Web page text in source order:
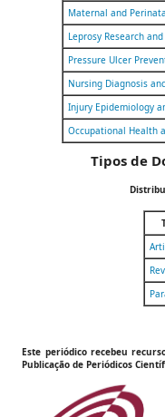
Maternal and
Leprosy Research
Pressure Ulcer
Nursing Diagnosis
Injury Epidemiology
Occupational Health
Tipos de
Este periódico recebeu
Publicação de Periódicos